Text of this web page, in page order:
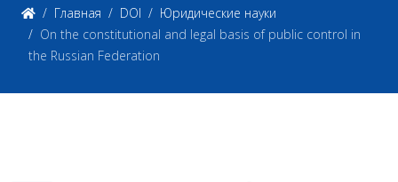
Главная
DOI
Юридические науки
On the constitutional and legal basis of public control in
the Russian Federation